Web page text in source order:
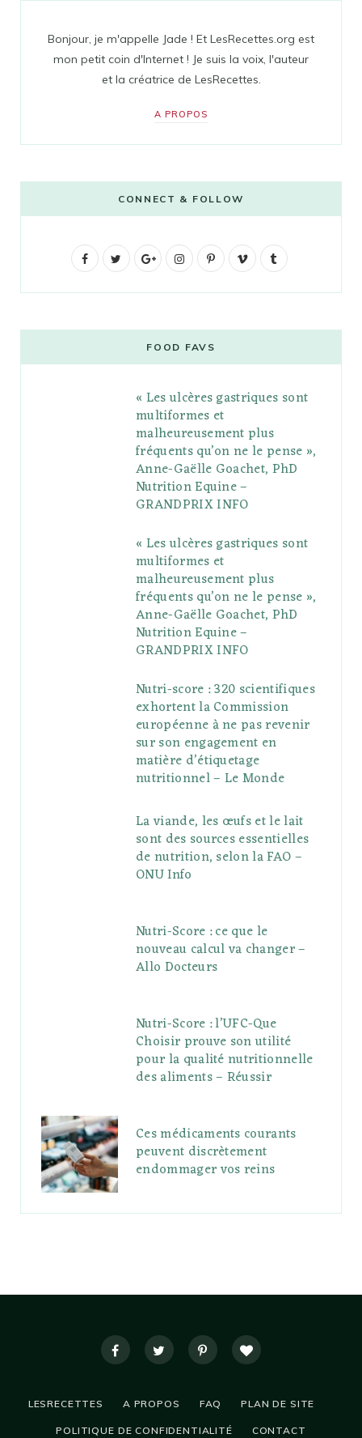
Bonjour, je m'appelle Jade ! Et LesRecettes.org est
mon petit coin d'Internet ! Je suis la voix, l'auteur
et la créatrice de LesRecettes.
A PROPOS
CONNECT & FOLLOW
F
b
t
G
g
l
e
P
l
s
I
t
a
g
r
a
m
P
e
r
e
s
V
o
l
r
FOOD FAVS
« Les ulcères gastriques sont
multiformes et
malheureusement plus
fréquents qu’on ne le pense »,
Anne-Gaëlle Goachet, PhD
Nutrition Equine –
GRANDPRIX INFO
« Les ulcères gastriques sont
multiformes et
malheureusement plus
fréquents qu’on ne le pense »,
Anne-Gaëlle Goachet, PhD
Nutrition Equine –
GRANDPRIX INFO
Nutri-score : 320 scientifiques
exhortent la Commission
européenne à ne pas revenir
sur son engagement en
matière d’étiquetage
nutritionnel – Le Monde
La viande, les œufs et le lait
sont des sources essentielles
de nutrition, selon la FAO –
ONU Info
Nutri-Score : ce que le
nouveau calcul va changer –
Allo Docteurs
Nutri-Score : l’UFC-Que
Choisir prouve son utilité
pour la qualité nutritionnelle
des aliments – Réussir
Ces médicaments courants
peuvent discrètement
endommager vos reins
LESRECETTES A PROPOS FAQ PLAN DE SITE
POLITIQUE DE CONFIDENTIALITÉ CONTACT